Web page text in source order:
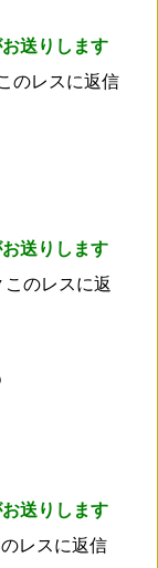
送りします
のレスに返信
送りします
のレスに返
送りします
レスに返信